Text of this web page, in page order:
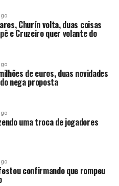
Churín volta, duas coisas
e Cruzeiro quer volante do
de euros, duas novidades
nega proposta
uma troca de jogadores
confirmando que rompeu